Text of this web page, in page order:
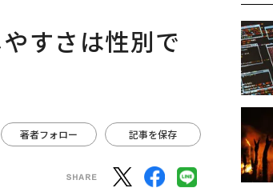
すさは性別で
著者フォロー 記事を保存